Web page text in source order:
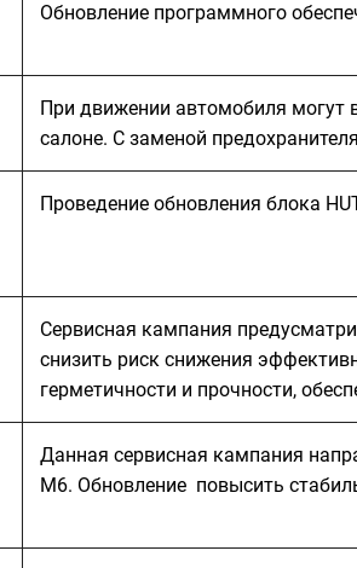
Обновление программного
При движении автомобиля могут
салоне. С заменой
Проведение обновления блока
Сервисная кампания
снизить риск снижения
герметичности и прочности,
Данная сервисная кампания
M6. Обновление повысить